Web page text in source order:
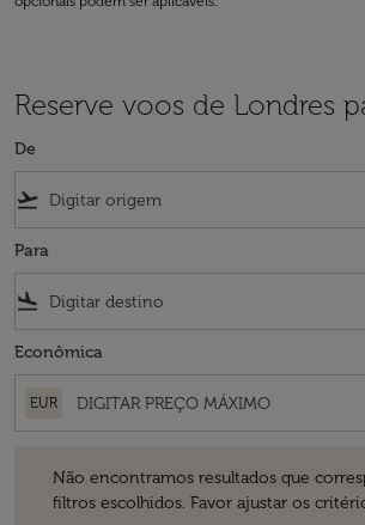
Reserve voos de Londres
De
flight_takeoff
Para
flight_land
Econômica
EUR
Não encontramos resultados que
filtros escolhidos. Favor ajustar os